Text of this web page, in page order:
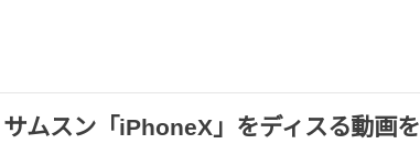
サムスン「iPhoneX」をディスる動画を